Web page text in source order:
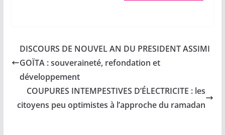
DISCOURS DE NOUVEL AN DU PRESIDENT ASSIMI
GOÏTA : souveraineté, refondation et
développement
COUPURES INTEMPESTIVES D’ÉLECTRICITE : les
citoyens peu optimistes à l’approche du ramadan